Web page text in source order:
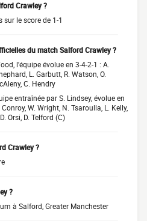
Crawley ?
sur le score de 1-1
du match Salford Crawley ?
l'équipe évolue en 3-4-2-1 : A.
L. Garbutt, R. Watson, O.
C. Hendry
entraînée par S. Lindsey, évolue en
W. Wright, N. Tsaroulla, L. Kelly,
Orsi, D. Telford (C)
Crawley ?
?
à Salford, Greater Manchester